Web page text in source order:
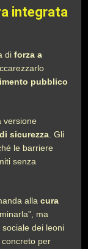
integrata
diforza a
pubblico
versione
sicurezza . Gli
le barriere
senza
allacura
ma
dei leoni
per